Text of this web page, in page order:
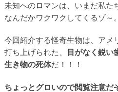
未知へのロマンは、いまだ私た
なんだかワクワクしてくるゾ～。
今回紹介する怪奇生物は、アメ
打ち上げられた、
目がなく鋭い
生き物の死体だ！！！
ちょっとグロいので閲覧注意だ